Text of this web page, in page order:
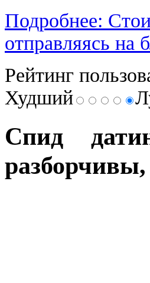
Подробнее:
отправляясь на
Рейтинг
Худший
Спид